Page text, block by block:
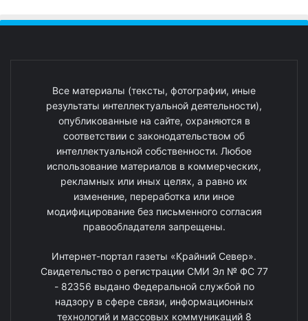
Все материалы (тексты, фотографии, иные
результаты интеллектуальной деятельности),
опубликованные на сайте, охраняются в
соответствии с законодательством об
интеллектуальной собственности. Любое
использование материалов в коммерческих,
рекламных или иных целях, а равно их
изменение, переработка или иное
модифицирование без письменного согласия
правообладателя запрещены.
Интернет-портал газеты «Крайний Север».
Свидетельство о регистрации СМИ Эл № ФС 77
- 82356 выдано Федеральной службой по
надзору в сфере связи, информационных
технологий и массовых коммуникаций 8